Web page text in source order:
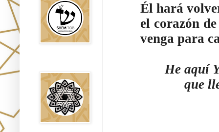
Él hará
el corazón
venga para
He aquí
que